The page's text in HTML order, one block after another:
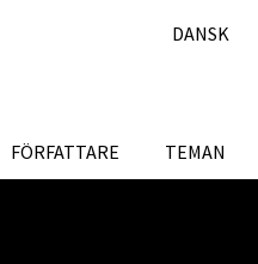
FÖRFATTARE TEMAN
DANSK